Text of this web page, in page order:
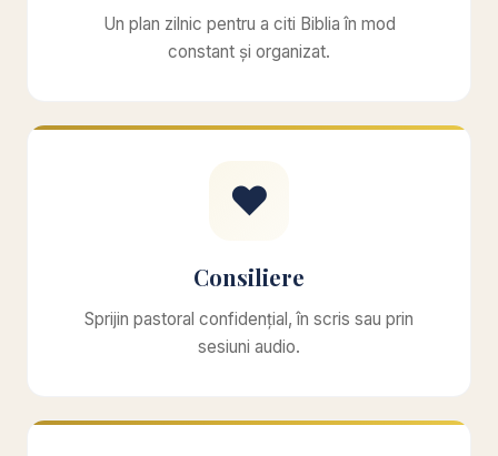
Un plan zilnic pentru a citi Biblia în mod
constant și organizat.
❤️
Consiliere
Sprijin pastoral confidențial, în scris sau prin
sesiuni audio.